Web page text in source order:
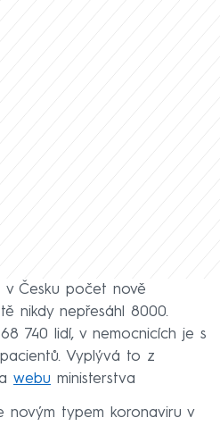
v Česku počet nově
nikdy nepřesáhl 8000.
740 lidí, v nemocnicích je s
Vyplývá to z
webu ministerstva
novým typem koronaviru v